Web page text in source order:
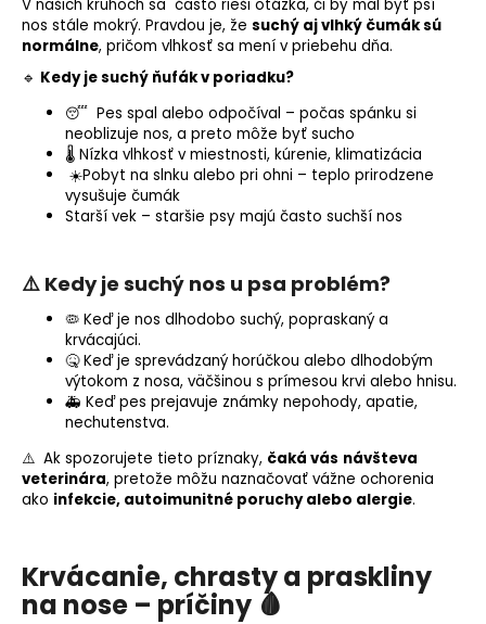
V našich kruhoch sa často rieši otázka, či by mal byť psí
nos stále mokrý. Pravdou je, že suchý aj vlhký čumák sú
normálne, pričom vlhkosť sa mení v priebehu dňa.
🔹 Kedy je suchý ňufák v poriadku?
😴 Pes spal alebo odpočíval – počas spánku si
neoblizuje nos, a preto môže byť sucho
🌡 Nízka vlhkosť v miestnosti, kúrenie, klimatizácia
☀️Pobyt na slnku alebo pri ohni – teplo prirodzene
vysušuje čumák
Starší vek – staršie psy majú často suchší nos
⚠️ Kedy je suchý nos u psa problém?
🦠 Keď je nos dlhodobo suchý, popraskaný a
krvácajúci.
🤒 Keď je sprevádzaný horúčkou alebo dlhodobým
výtokom z nosa, väčšinou s prímesou krvi alebo hnisu.
🚑 Keď pes prejavuje známky nepohody, apatie,
nechutenstva.
⚠️ Ak spozorujete tieto príznaky, čaká vás návšteva
veterinára, pretože môžu naznačovať vážne ochorenia
ako infekcie, autoimunitné poruchy alebo alergie.
Krvácanie, chrasty a praskliny
na nose – príčiny 🩸